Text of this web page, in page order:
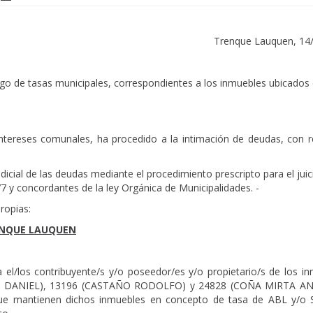
Trenque Lauquen,
de tasas municipales, correspondientes a los inmuebles ubicados
comunales, ha procedido a la intimación de deudas, con
de las deudas mediante el procedimiento prescripto para el
concordantes de la ley Orgánica de Municipalidades. -
LAUQUEN
los contribuyente/s y/o poseedor/es y/o propietario/s de los
13196 (CASTAÑO RODOLFO) y 24828 (COÑA MIRTA
mantienen dichos inmuebles en concepto de tasa de ABL y/o